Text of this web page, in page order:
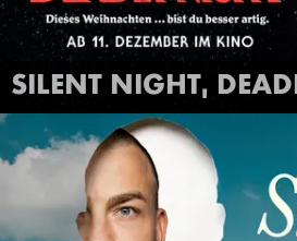
SILENT NIGHT,
MEHR INFOS